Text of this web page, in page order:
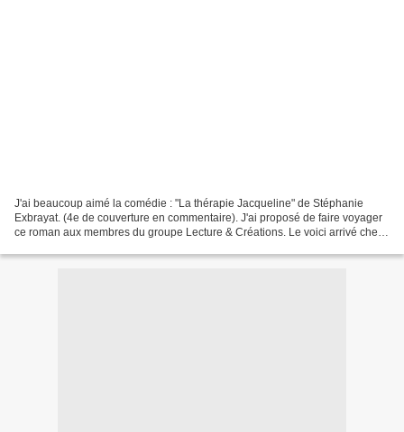
J'ai beaucoup aimé la comédie : "La thérapie Jacqueline" de Stéphanie
Exbrayat. (4e de couverture en commentaire). J'ai proposé de faire voyager
ce roman aux membres du groupe Lecture & Créations. Le voici arrivé chez